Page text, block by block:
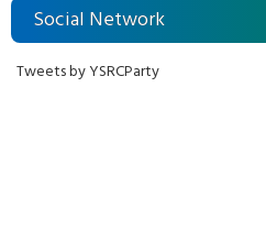
Social Network
Tweets by YSRCParty